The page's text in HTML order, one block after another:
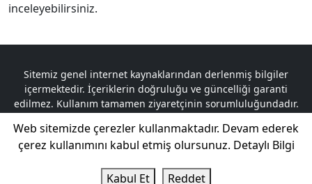
inceleyebilirsiniz.
Sitemiz genel internet kaynaklarından derlenmiş bilgiler
içermektedir. İçeriklerin doğruluğu ve güncelliği garanti
edilmez. Kullanım tamamen ziyaretçinin sorumluluğundadır.
sahiplerine aittir. Herhangi bir telif hakkı ihlali durumunda,
sorumluluk tamamen ilgili taraflara aittir.
Kelime GO © 2024 Tüm Hakları Saklıdır.
Web sitemizde çerezler kullanmaktadır. Devam ederek
çerez kullanımını kabul etmiş olursunuz. Detaylı Bilgi
Kabul Et Reddet